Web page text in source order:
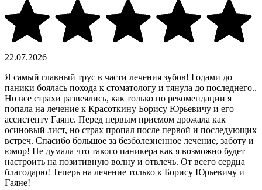
22.07.2026
Я самый главный трус в части лечения зубов! Годами до
паники боялась похода к стоматологу и тянула до последнего..
Но все страхи развеялись, как только по рекомендации я
попала на лечение к Красоткину Борису Юрьевичу и его
ассистенту Гаяне. Перед первым приемом дрожала как
осиновый лист, но страх пропал после первой и последующих
встреч. Спасибо большое за безболезненное лечение, заботу и
юмор! Не думала что такого паникера как я возможно будет
настроить на позитивную волну и отвлечь. От всего сердца
благодарю! Теперь на лечение только к Борису Юрьевичу и
Гаяне!